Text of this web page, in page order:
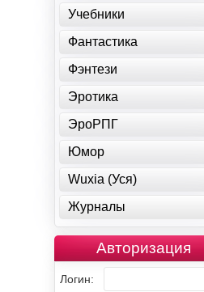
Учебники
Фантастика
Фэнтези
Эротика
ЭроРПГ
Юмор
Wuxia (Уся)
Журналы
Авторизация
Логин: